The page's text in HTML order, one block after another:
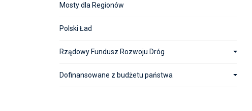
Mosty dla Regionów
Polski Ład
Rządowy Fundusz Rozwoju Dróg
Dofinansowane z budżetu państwa